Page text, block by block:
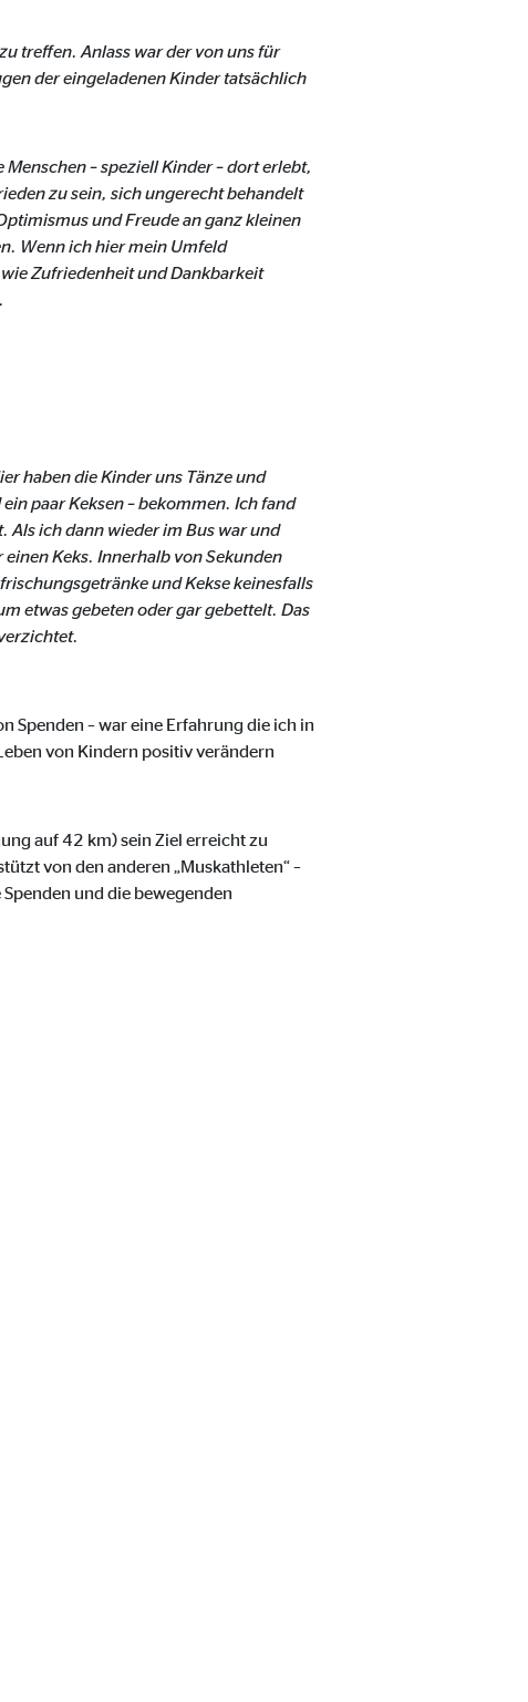
treffen. Anlass war der von uns für
der eingeladenen Kinder tatsächlich
– speziell Kinder – dort erlebt,
zu sein, sich ungerecht behandelt
und Freude an ganz kleinen
Wenn ich hier mein Umfeld
Zufriedenheit und Dankbarkeit
haben die Kinder uns Tänze und
paar Keksen – bekommen. Ich fand
Als ich dann wieder im Bus war und
Keks. Innerhalb von Sekunden
und Kekse keinesfalls
etwas gebeten oder gar gebettelt. Das
Spenden – war eine Erfahrung die ich in
von Kindern positiv verändern
auf 42 km) sein Ziel erreicht zu
von den anderen „Muskathleten“ –
und die bewegenden
von externen Medien
den Anbieter ein.